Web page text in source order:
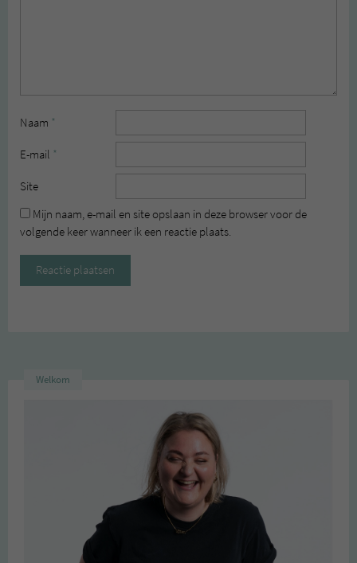
Naam *
E-mail *
Site
Mijn naam, e-mail en site opslaan in deze browser voor de
volgende keer wanneer ik een reactie plaats.
Welkom